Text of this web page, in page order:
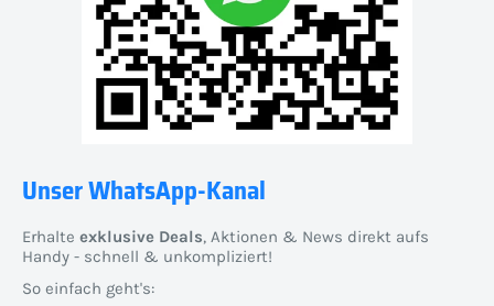
Unser WhatsApp-Kanal
Erhalte exklusive Deals, Aktionen & News direkt aufs
Handy - schnell & unkompliziert!
So einfach geht's: